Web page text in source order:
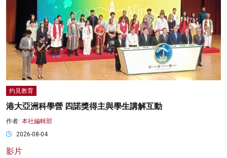
灼見教育
港大亞洲科學營 四諾獎得主與學生講解互動
作者: 本社編輯部
2026-08-04
影片